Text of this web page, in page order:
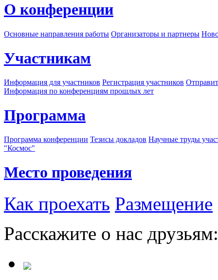
О конференции
Основные направления работы Организаторы и партнеры
Участникам
Информация для участников Регистрация участников
Информация по конференциям прошлых лет
Программа
Программа конференции Тезисы докладов Научные труды
"Космос"
Место проведения
Как проехать Размещение
Расскажите о нас друзьям: